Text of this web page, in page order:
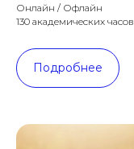
Онлайн / Офлайн
130 академических часов
Подробнее